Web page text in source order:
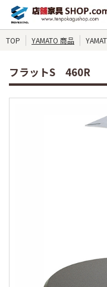
TOP YAMATO 商品
フラットS 460R